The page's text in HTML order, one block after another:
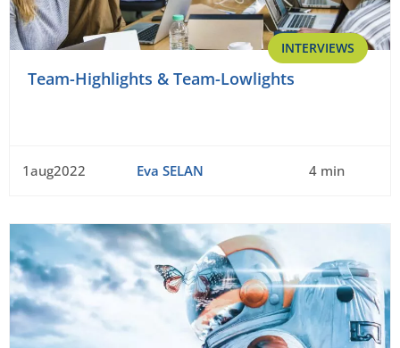
INTERVIEWS
Team-Highlights & Team-Lowlights
1aug2022 Eva SELAN 4 min